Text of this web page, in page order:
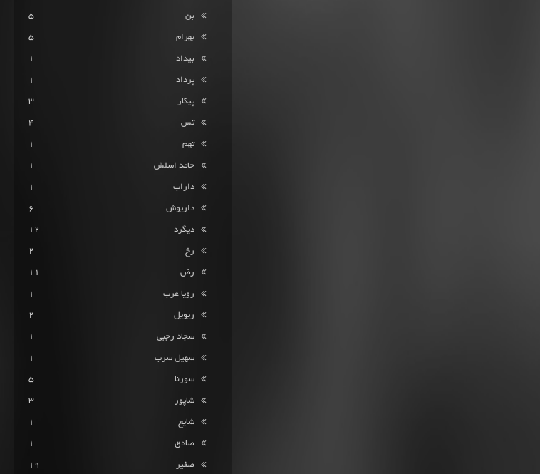
بن 5
بهرام 5
بیداد 1
پرداد 1
پیکار 3
تس 4
تهم 1
حامد اسلش 1
داراب 1
داریوش 6
دیگرد 12
رخ 2
رض 11
رویا عرب 1
ریویل 2
سجاد رجبی 1
سهیل سرب 1
سورنا 5
شاپور 3
شایع 1
صادق 1
صفیر 19